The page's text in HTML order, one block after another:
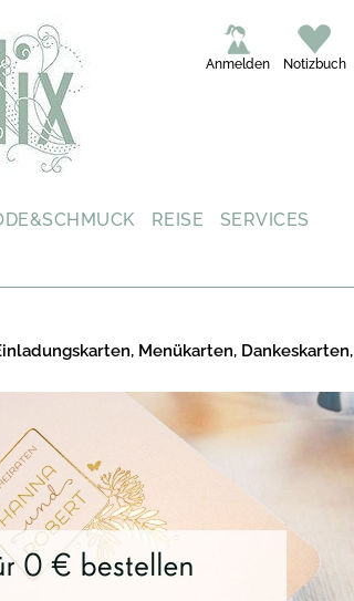
Notizbuch
Anmelden
REISE SERVICES
Menükarten, Dankeskarten,